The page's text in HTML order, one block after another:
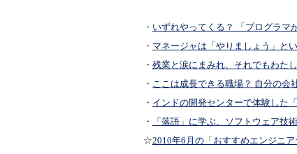
・ いずれやってくる？ 「プログラマ
・ マネージャは「やりましょう」と
・ 残業と涙にまみれ、それでもわた
・ ここは成長できる職場？ 自分の会
・ インドの開発センターで体験した
・
「落語」に学ぶ、ソフトウェア技
☆2010年6月の「おすすめエンジニア